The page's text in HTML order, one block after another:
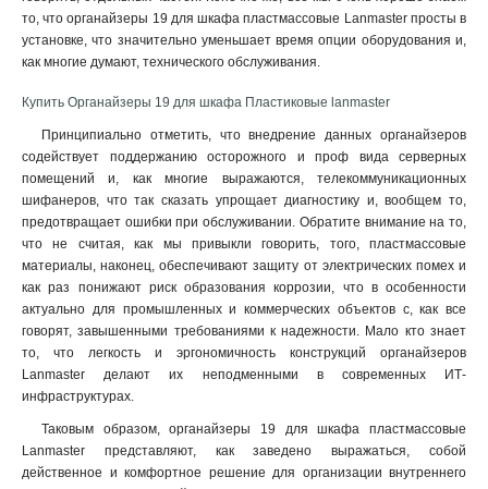
то, что органайзеры 19 для шкафа пластмассовые Lanmaster просты в
установке, что значительно уменьшает время опции оборудования и,
как многие думают, технического обслуживания.
Купить Органайзеры 19 для шкафа Пластиковые lanmaster
Принципиально отметить, что внедрение данных органайзеров
содействует поддержанию осторожного и проф вида серверных
помещений и, как многие выражаются, телекоммуникационных
шифанеров, что так сказать упрощает диагностику и, вообщем то,
предотвращает ошибки при обслуживании. Обратите внимание на то,
что не считая, как мы привыкли говорить, того, пластмассовые
материалы, наконец, обеспечивают защиту от электрических помех и
как раз понижают риск образования коррозии, что в особенности
актуально для промышленных и коммерческих объектов с, как все
говорят, завышенными требованиями к надежности. Мало кто знает
то, что легкость и эргономичность конструкций органайзеров
Lanmaster делают их неподменными в современных ИТ-
инфраструктурах.
Таковым образом, органайзеры 19 для шкафа пластмассовые
Lanmaster представляют, как заведено выражаться, собой
действенное и комфортное решение для организации внутреннего